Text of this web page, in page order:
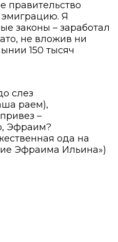
правительство
Я
законы – заработал
не вложив ни
150 тысяч
слез
раем),
–
Эфраим?
ода на
Эфраима Ильина»)